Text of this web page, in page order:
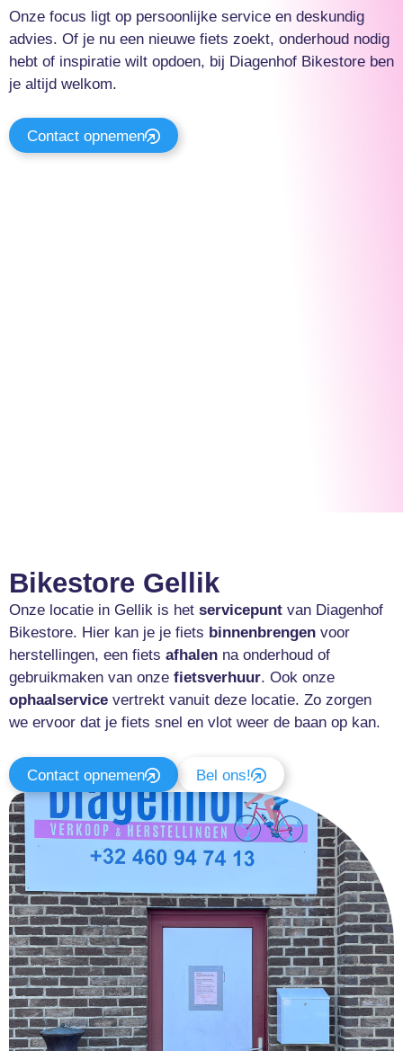
Onze focus ligt op persoonlijke service en deskundig
advies. Of je nu een nieuwe fiets zoekt, onderhoud nodig
hebt of inspiratie wilt opdoen, bij Diagenhof Bikestore ben
je altijd welkom.
Contact opnemen
Bikestore Gellik
Onze locatie in Gellik is het servicepunt van Diagenhof
Bikestore. Hier kan je je fiets binnenbrengen voor
herstellingen, een fiets afhalen na onderhoud of
gebruikmaken van onze fietsverhuur. Ook onze
ophaalservice vertrekt vanuit deze locatie. Zo zorgen
we ervoor dat je fiets snel en vlot weer de baan op kan.
Contact opnemen Bel ons!